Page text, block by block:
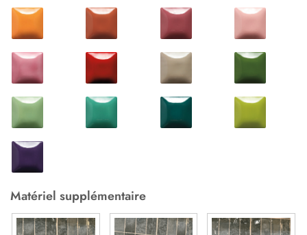
Matériel supplémentaire